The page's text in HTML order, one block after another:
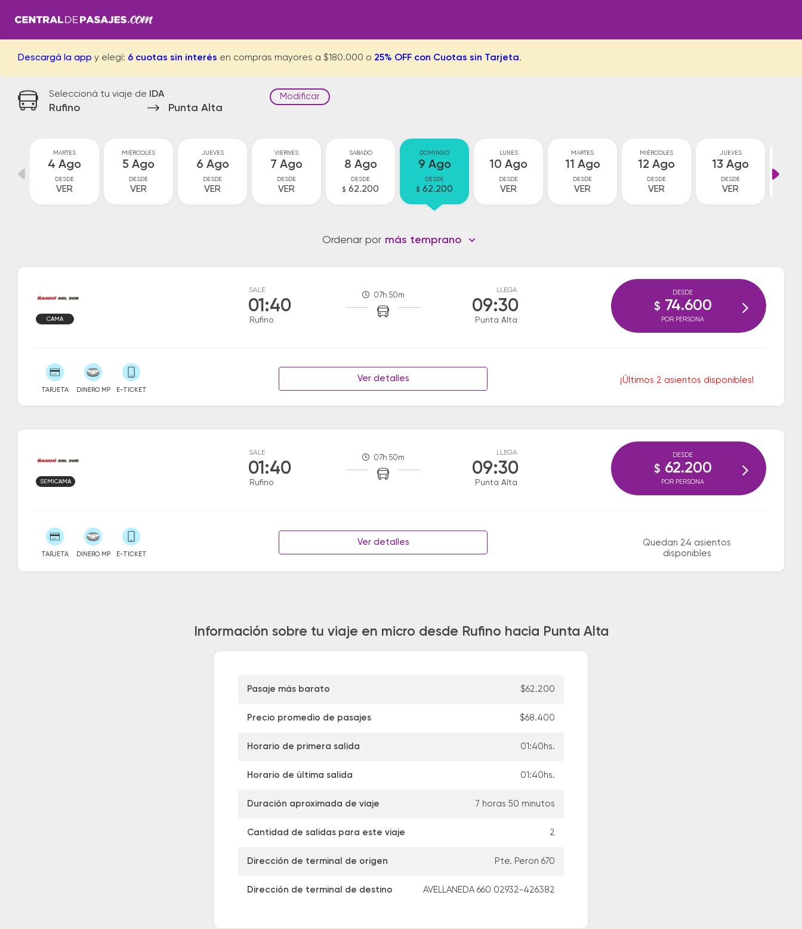
Descargá la app y elegí: 6 cuotas sin interés en compras mayores a $180.000 o 25% OFF con Cuotas sin Tarjeta.
Seleccioná tu viaje de IDA
Rufino Punta Alta
Modificar
MARTES
4 Ago
DESDE
VER
MIÉRCOLES
5 Ago
DESDE
VER
JUEVES
6 Ago
DESDE
VER
VIERNES
7 Ago
DESDE
VER
SABADO
8 Ago
DESDE
$ 62.200
DOMINGO
9 Ago
DESDE
$ 62.200
LUNES
10 Ago
DESDE
VER
MARTES
11 Ago
DESDE
VER
MIÉRCOLES
12 Ago
DESDE
VER
JUEVES
13 Ago
DESDE
VER
Ordenar por más temprano
SALE
01:40
Rufino
07h 50m
LLEGA
09:30
Punta Alta
CAMA
TARJETA DINERO MP E-TICKET
Ver detalles ¡Últimos 2 asientos disponibles!
DESDE
$ 74.600
POR PERSONA
SALE
01:40
Rufino
07h 50m
LLEGA
09:30
Punta Alta
SEMICAMA
TARJETA DINERO MP E-TICKET
Ver detalles
Quedan 24 asientos
disponibles
DESDE
$ 62.200
POR PERSONA
Información sobre tu viaje en micro desde Rufino hacia Punta Alta
Pasaje más barato $62.200
Precio promedio de pasajes $68.400
Horario de primera salida 01:40hs.
Horario de última salida 01:40hs.
Duración aproximada de viaje 7 horas 50 minutos
Cantidad de salidas para este viaje 2
Dirección de terminal de origen Pte. Peron 670
Dirección de terminal de destino AVELLANEDA 660 02932-426382